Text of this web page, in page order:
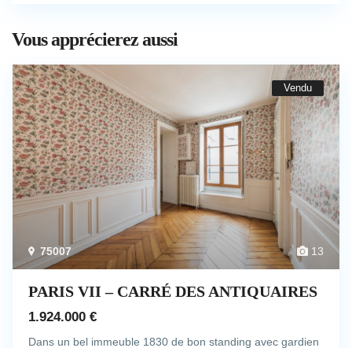
Vous apprécierez aussi
13
75007
Vendu
PARIS VII – CARRÉ DES ANTIQUAIRES
1.924.000 €
Dans un bel immeuble 1830 de bon standing avec gardien